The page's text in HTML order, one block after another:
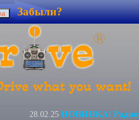
Забыли?
28.02.25 НОВИНКА!